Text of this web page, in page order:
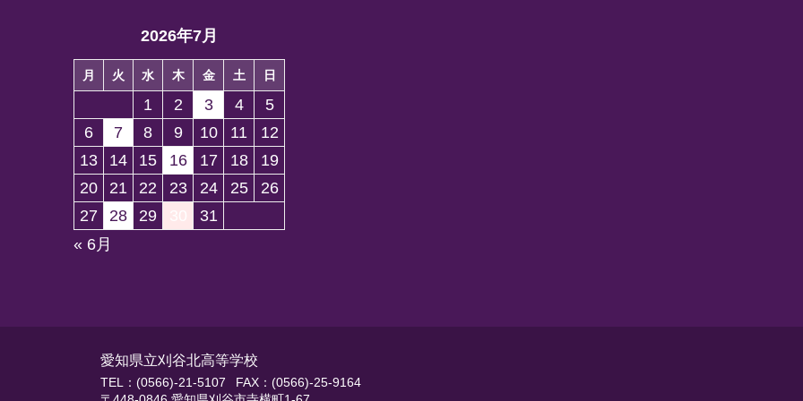
日
2026年7月
月 火 水 木 金 土 日
1 2 3 4
5
6
7 8 9 10 11
12
13
14 15 16 17 18
19
20
21 22 23 24 25
26
27
28 29
31
« 6月
愛知県立刈谷北高等学校
TEL：(0566)-21-5107
FAX：(0566)-25-9164